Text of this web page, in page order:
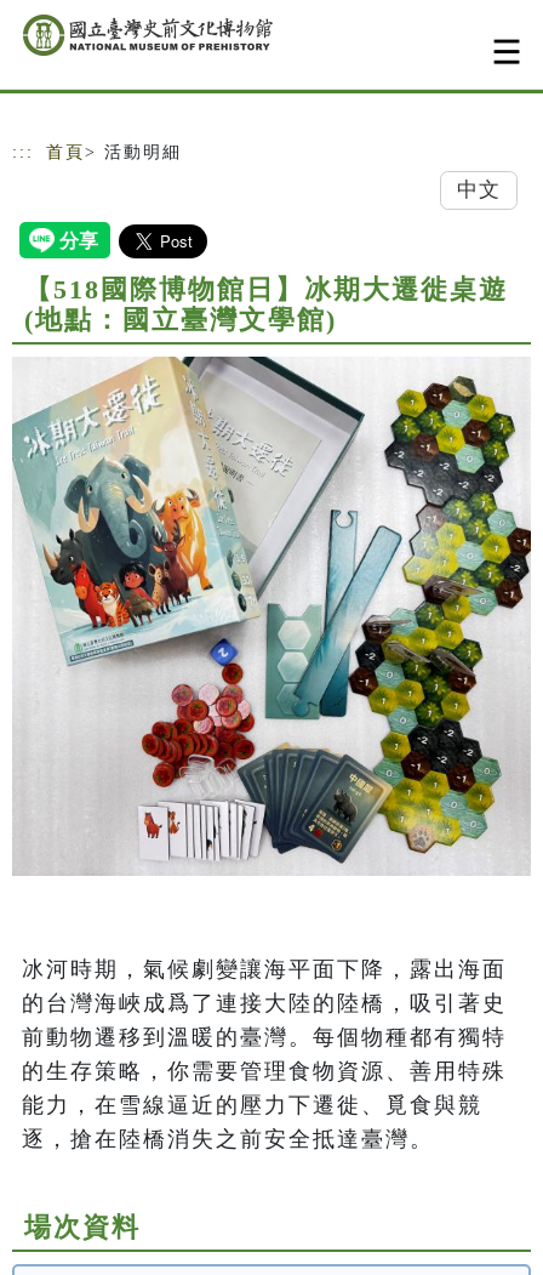
跳到主要內容
網站導覽
::: 首頁 > 活動明細
中文
【518國際博物館日】冰期大遷徙桌遊
(地點：國立臺灣文學館)
冰河時期，氣候劇變讓海平面下降，露出海面
的台灣海峽成爲了連接大陸的陸橋，吸引著史
前動物遷移到溫暖的臺灣。每個物種都有獨特
的生存策略，你需要管理食物資源、善用特殊
能力，在雪線逼近的壓力下遷徙、覓食與競
逐，搶在陸橋消失之前安全抵達臺灣。
場次資料